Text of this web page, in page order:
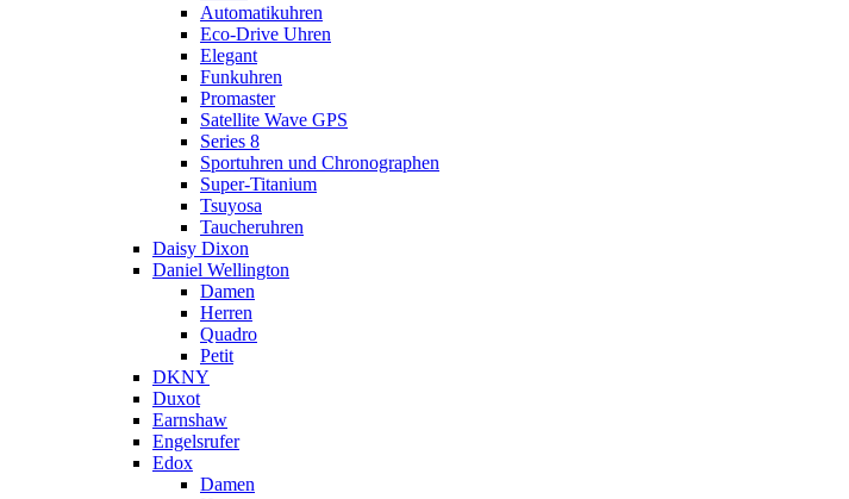
Automatikuhren
Eco-Drive Uhren
Elegant
Funkuhren
Promaster
Satellite Wave GPS
Series 8
Sportuhren und Chronographen
Super-Titanium
Tsuyosa
Taucheruhren
Daisy Dixon
Daniel Wellington
Damen
Herren
Quadro
Petit
DKNY
Duxot
Earnshaw
Engelsrufer
Edox
Damen